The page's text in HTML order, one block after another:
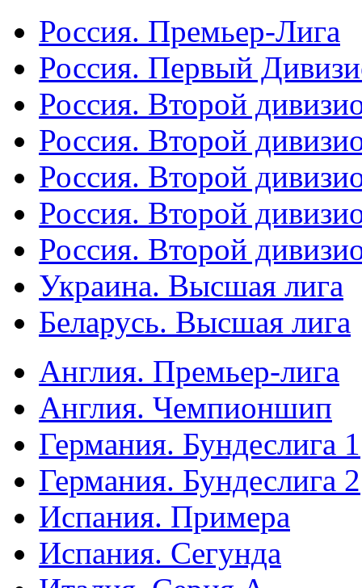
Россия. Премьер-Лига
Россия. Первый
Россия. Второй
Россия. Второй
Россия. Второй
Россия. Второй
Россия. Второй
Украина. Высшая лига
Беларусь. Высшая лига
Англия. Премьер-лига
Англия. Чемпионшип
Германия. Бундеслига 1
Германия. Бундеслига 2
Испания. Примера
Испания. Сегунда